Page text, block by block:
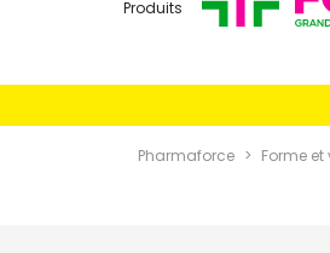
Produits
Pharmaforce Forme